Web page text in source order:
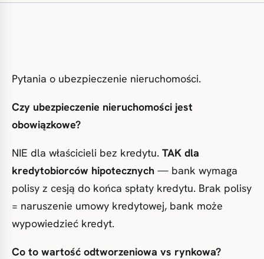
Pytania o ubezpieczenie nieruchomości.
Czy ubezpieczenie nieruchomości jest
obowiązkowe?
NIE dla właścicieli bez kredytu. TAK dla
kredytobiorców hipotecznych — bank wymaga
polisy z cesją do końca spłaty kredytu. Brak polisy
= naruszenie umowy kredytowej, bank może
wypowiedzieć kredyt.
Co to wartość odtworzeniowa vs rynkowa?